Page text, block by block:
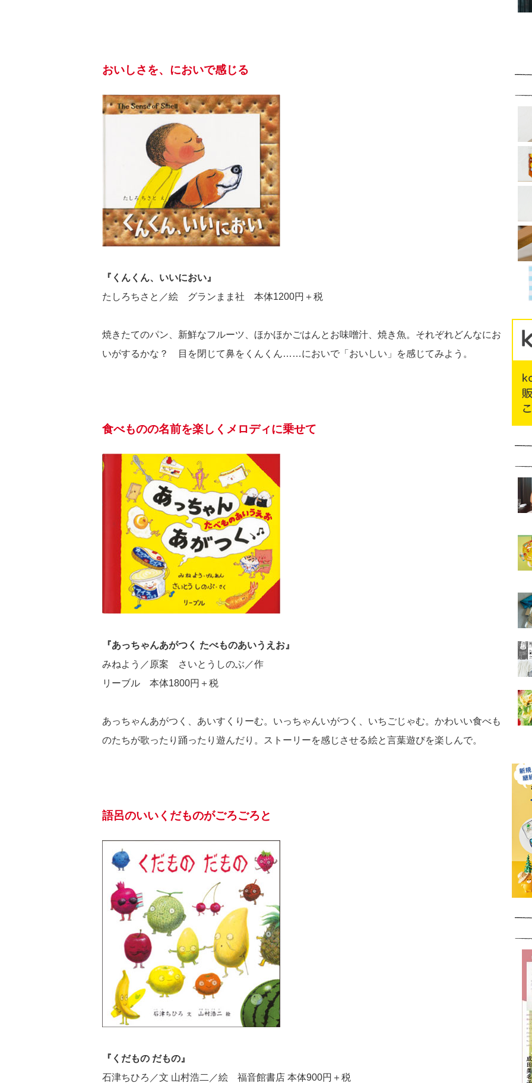
おいしさを、においで感じる
『くんくん、いいにおい』
たしろちさと／絵 グランまま社 本体1200円＋税
焼きたてのパン、新鮮なフルーツ、ほかほかごはんとお味噌汁、焼き魚。それぞれどんなにお
いがするかな？ 目を閉じて鼻をくんくん……においで「おいしい」を感じてみよう。
食べものの名前を楽しくメロディに乗せて
『あっちゃんあがつく たべものあいうえお』
みねよう／原案 さいとうしのぶ／作
リーブル 本体1800円＋税
あっちゃんあがつく、あいすくりーむ。いっちゃんいがつく、いちごじゃむ。かわいい食べも
のたちが歌ったり踊ったり遊んだり。ストーリーを感じさせる絵と言葉遊びを楽しんで。
語呂のいいくだものがごろごろと
『くだもの だもの』
石津ちひろ／文 山村浩二／絵 福音館書店 本体900円＋税